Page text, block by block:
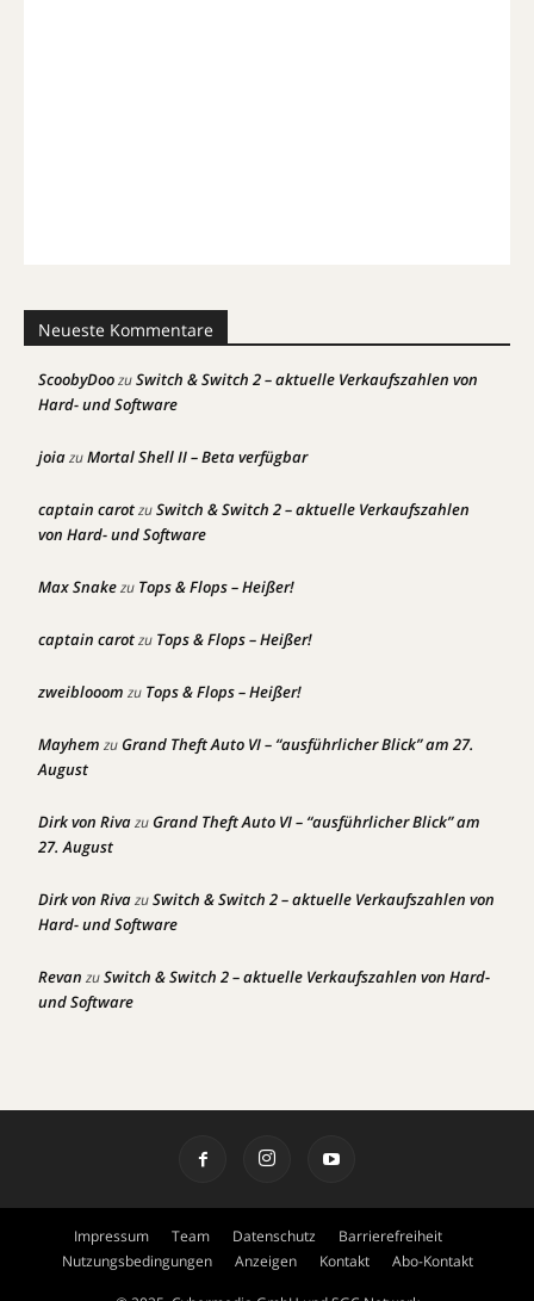
Neueste Kommentare
ScoobyDoozuSwitch & Switch 2 – aktuelle Verkaufszahlen von
Hard- und Software
joiazuMortal Shell II – Beta verfügbar
captain carotzuSwitch & Switch 2 – aktuelle Verkaufszahlen
von Hard- und Software
Max Snakezu Tops & Flops – Heißer!
captain carotzu Tops & Flops – Heißer!
zweiblooom zu Tops & Flops – Heißer!
Mayhem zuGrand Theft Auto VI – “ausführlicher Blick” am 27.
August
Dirk von RivazuGrand Theft Auto VI – “ausführlicher Blick” am
27. August
Dirk von RivazuSwitch & Switch 2 – aktuelle Verkaufszahlen von
Hard- und Software
Revan zuSwitch & Switch 2 – aktuelle Verkaufszahlen von Hard-
und Software
Impressum Team Datenschutz
Barrierefreiheit
Nutzungsbedingungen
Anzeigen Kontakt Abo-Kontakt